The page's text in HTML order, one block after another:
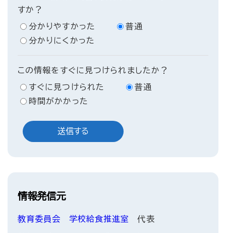
すか？
分かりやすかった
普通
分かりにくかった
この情報をすぐに見つけられましたか？
すぐに見つけられた
普通
時間がかかった
情報発信元
教育委員会 学校給食推進室 代表